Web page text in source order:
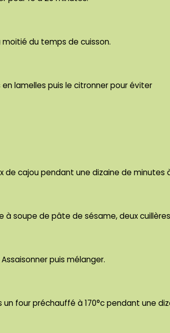
du temps de cuisson.
lamelles puis le citronner pour éviter
de cajou pendant une dizaine de minutes à
à soupe de pâte de sésame, deux
puis mélanger.
four préchauffé à 170°c pendant une